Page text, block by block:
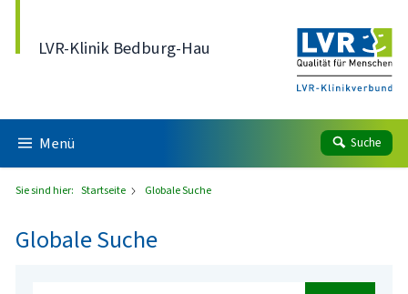
LVR-Klinik Bedburg-Hau
Menü Suche
Sie sind hier: Startseite Globale Suche
Globale Suche